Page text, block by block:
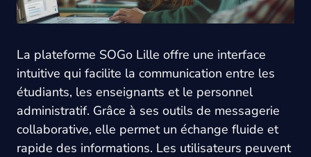
La plateforme SOGo Lille offre une interface
intuitive qui facilite la communication entre les
étudiants, les enseignants et le personnel
administratif. Grâce à ses outils de messagerie
collaborative, elle permet un échange fluide et
rapide des informations. Les utilisateurs peuvent